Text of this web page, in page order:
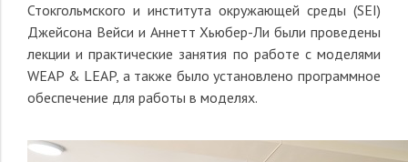
Стокгольмского и института окружающей среды (SEI)
Джейсона Вейси и Аннетт Хьюбер-Ли были проведены
лекции и практические занятия по работе с моделями
WEAP & LEAP, а также было установлено программное
обеспечение для работы в моделях.